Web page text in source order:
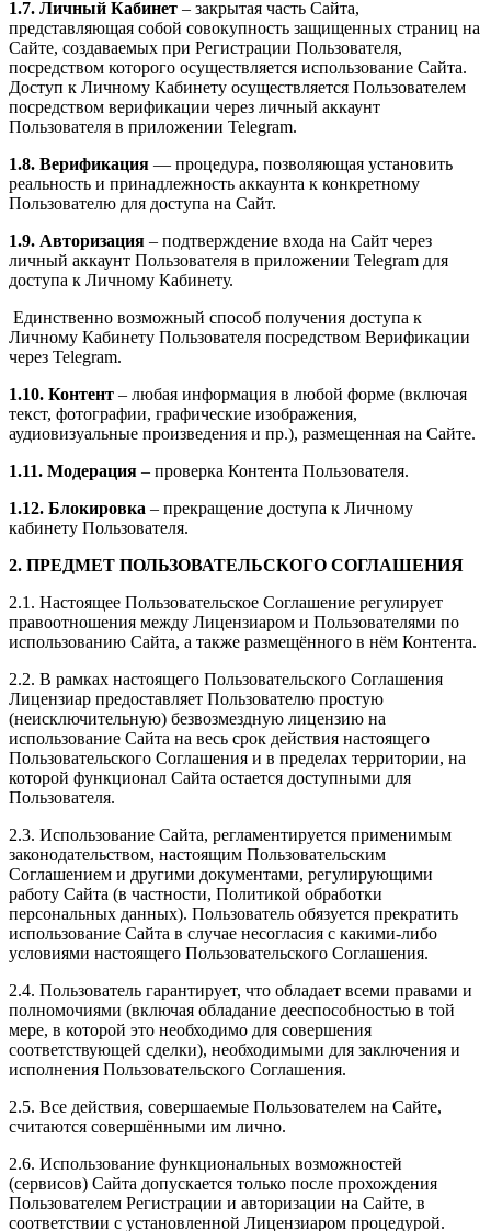
1.7. Личный Кабинет – закрытая часть Сайта,
представляющая собой совокупность защищенных страниц на
Сайте, создаваемых при Регистрации Пользователя,
посредством которого осуществляется использование Сайта.
Доступ к Личному Кабинету осуществляется Пользователем
посредством верификации через личный аккаунт
Пользователя в приложении Telegram.
1.8. Верификация — процедура, позволяющая установить
реальность и принадлежность аккаунта к конкретному
Пользователю для доступа на Сайт.
1.9. Авторизация – подтверждение входа на Сайт через
личный аккаунт Пользователя в приложении Telegram для
доступа к Личному Кабинету.
Единственно возможный способ получения доступа к
Личному Кабинету Пользователя посредством Верификации
через Telegram.
1.10. Контент – любая информация в любой форме (включая
текст, фотографии, графические изображения,
аудиовизуальные произведения и пр.), размещенная на Сайте.
1.11. Модерация – проверка Контента Пользователя.
1.12. Блокировка – прекращение доступа к Личному
кабинету Пользователя.
2. ПРЕДМЕТ ПОЛЬЗОВАТЕЛЬСКОГО СОГЛАШЕНИЯ
2.1. Настоящее Пользовательское Соглашение регулирует
правоотношения между Лицензиаром и Пользователями по
использованию Сайта, а также размещённого в нём Контента.
2.2. В рамках настоящего Пользовательского Соглашения
Лицензиар предоставляет Пользователю простую
(неисключительную) безвозмездную лицензию на
использование Сайта на весь срок действия настоящего
Пользовательского Соглашения и в пределах территории, на
которой функционал Сайта остается доступными для
Пользователя.
2.3. Использование Сайта, регламентируется применимым
законодательством, настоящим Пользовательским
Соглашением и другими документами, регулирующими
работу Сайта (в частности, Политикой обработки
персональных данных). Пользователь обязуется прекратить
использование Сайта в случае несогласия с какими-либо
условиями настоящего Пользовательского Соглашения.
2.4. Пользователь гарантирует, что обладает всеми правами и
полномочиями (включая обладание дееспособностью в той
мере, в которой это необходимо для совершения
соответствующей сделки), необходимыми для заключения и
исполнения Пользовательского Соглашения.
2.5. Все действия, совершаемые Пользователем на Сайте,
считаются совершёнными им лично.
2.6. Использование функциональных возможностей
(сервисов) Сайта допускается только после прохождения
Пользователем Регистрации и авторизации на Сайте, в
соответствии с установленной Лицензиаром процедурой.